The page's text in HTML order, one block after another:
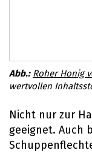
Roher Honig
wertvollen
Nicht nur zur
geeignet. Auch